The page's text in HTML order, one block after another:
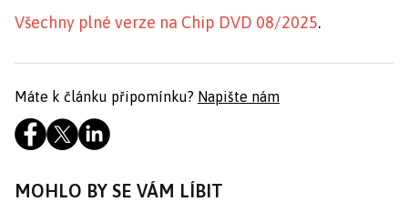
Všechny plné verze na Chip DVD 08/2025.
Máte k článku připomínku? Napište nám
MOHLO BY SE VÁM LÍBIT